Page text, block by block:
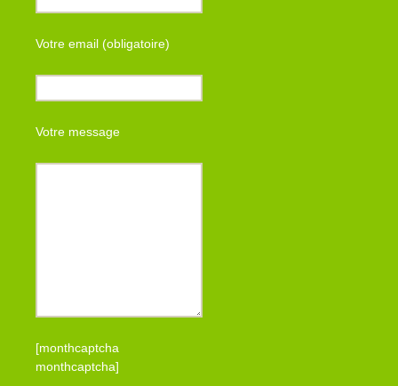
Votre email (obligatoire)
Votre message
[monthcaptcha
monthcaptcha]